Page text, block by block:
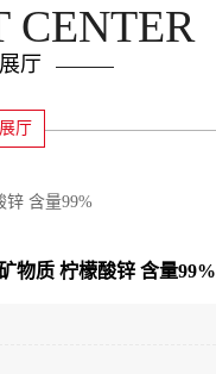
CENTER
厅
厅
锌 含量99%
物质 柠檬酸锌 含量99%